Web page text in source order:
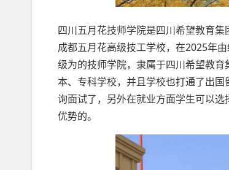
四川五月花技师学院是四川希望教育
成都五月花高级技工学校，在2025年
级为的技师学院，隶属于四川希望教
本、专科学校，并且学校也打通了出
询面试了，另外在就业方面学生可以
优势的。